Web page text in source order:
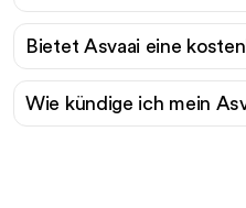
Bietet Asvaai eine
Wie kündige ich mein